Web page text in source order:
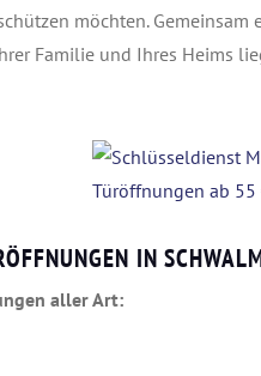
möchten.
Familie und Ihres Heims
IN
aller Art: